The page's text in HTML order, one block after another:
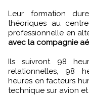
Leur formation
théoriques au
professionnelle en
avec la compagnie
Ils suivront 98
relationnelles, 98
heures en facteurs
technique sur avion